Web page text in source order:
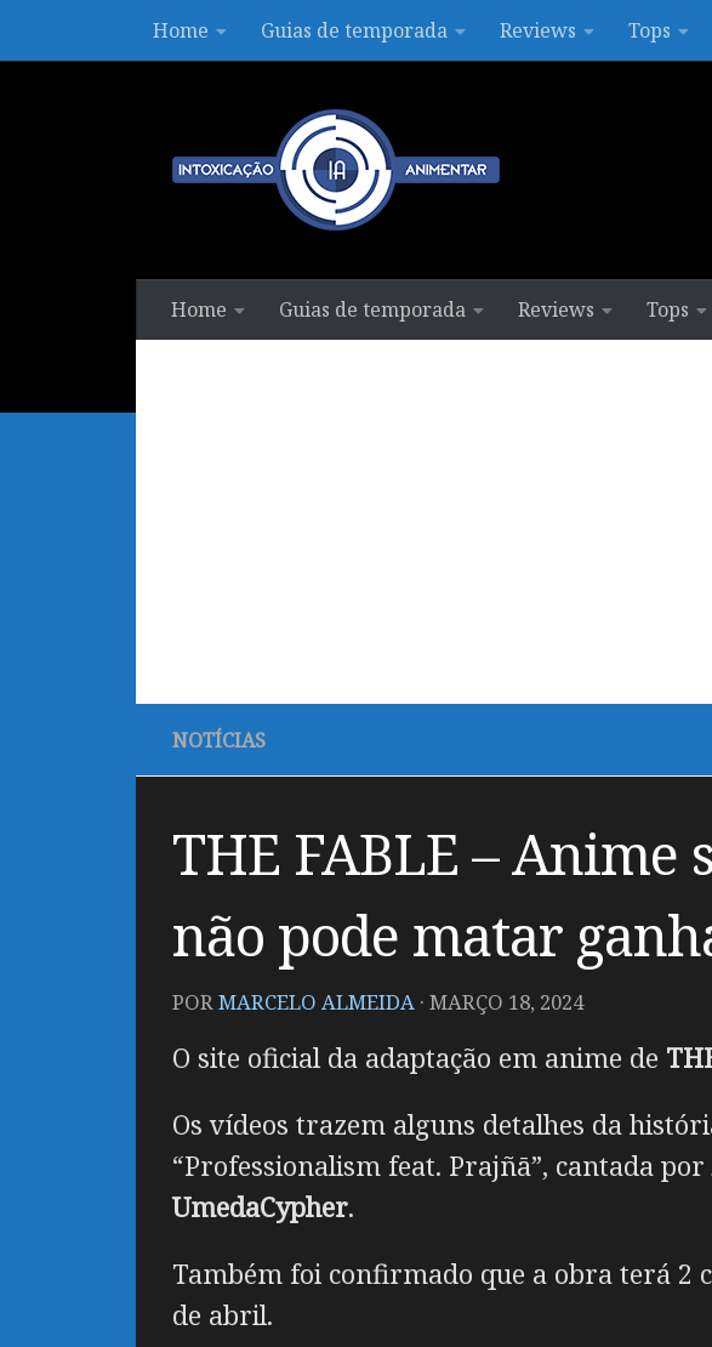
Skip to contentHome Guias de temporada Reviews Tops
Home Guias de temporada Reviews Tops
NOTÍCIAS
THE FABLE – Anime
não pode matar
PORMARCELO ALMEIDA · MARÇO 18, 2024
O site oficial da adaptação em anime de
Os vídeos trazem alguns detalhes da
“Professionalism feat. Prajñā”, cantada por
UmedaCypher.
Também foi confirmado que a obra terá 2
de abril.